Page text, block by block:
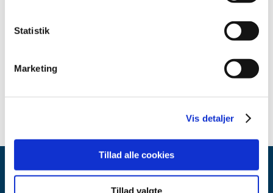
Statistik
Marketing
Vis detaljer
Tillad alle cookies
Tillad valgte
2007 (3)
February (1)